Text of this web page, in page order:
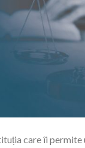
care îi permite